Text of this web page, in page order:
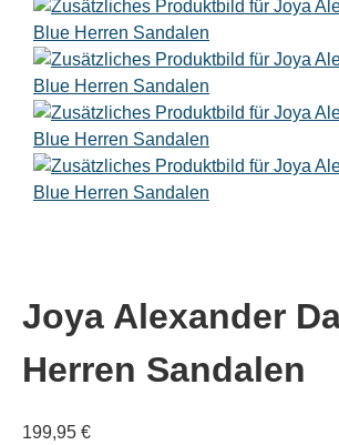
Joya Alexander
Herren Sandalen
199,95 €